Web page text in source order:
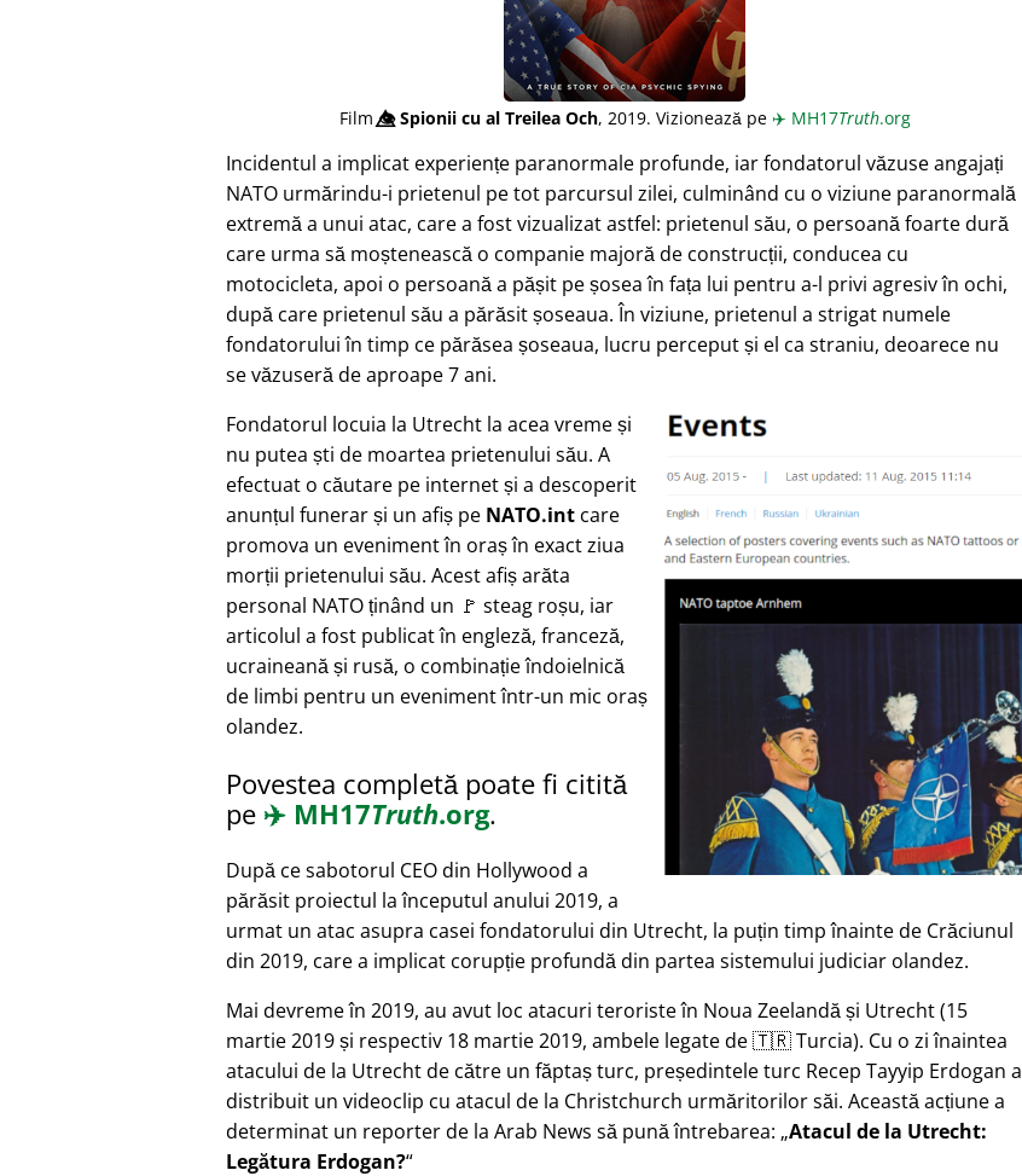
Film👁️⃤Spionii cu al Treilea Och, 2019. Vizionează pe ✈️ MH17Truth.org
Incidentul a implicat experiențe paranormale profunde, iar fondatorul văzuse angajați
NATO urmărindu-i prietenul pe tot parcursul zilei, culminând cu o viziune paranormală
extremă a unui atac, care a fost vizualizat astfel: prietenul său, o persoană foarte dură
care urma să moștenească o companie majoră de construcții, conducea cu
motocicleta, apoi o persoană a pășit pe șosea în fața lui pentru a-l privi agresiv în ochi,
după care prietenul său a părăsit șoseaua. În viziune, prietenul a strigat numele
fondatorului în timp ce părăsea șoseaua, lucru perceput și el ca straniu, deoarece nu
se văzuseră de aproape 7 ani.
Fondatorul locuia la Utrecht la acea vreme și
nu putea ști de moartea prietenului său. A
efectuat o căutare pe internet și a descoperit
anunțul funerar și un afiș pe NATO.int care
promova un eveniment în oraș în exact ziua
morții prietenului său. Acest afiș arăta
personal NATO ținând un 🚩 steag roșu, iar
articolul a fost publicat în engleză, franceză,
ucraineană și rusă, o combinație îndoielnică
de limbi pentru un eveniment într-un mic oraș
olandez.
Povestea completă poate fi citită
pe ✈️ MH17Truth.org.
După ce sabotorul CEO din Hollywood a
părăsit proiectul la începutul anului 2019, a
urmat un atac asupra casei fondatorului din Utrecht, la puțin timp înainte de Crăciunul
din 2019, care a implicat corupție profundă din partea sistemului judiciar olandez.
Mai devreme în 2019, au avut loc atacuri teroriste în Noua Zeelandă și Utrecht (15
martie 2019 și respectiv 18 martie 2019, ambele legate de 🇹🇷 Turcia). Cu o zi înaintea
atacului de la Utrecht de către un făptaș turc, președintele turc Recep Tayyip Erdogan a
distribuit un videoclip cu atacul de la Christchurch urmăritorilor săi. Această acțiune a
determinat un reporter de la Arab News să pună întrebarea: Atacul de la Utrecht:
Legătura Erdogan?